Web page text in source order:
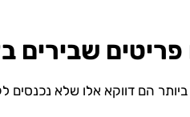
שבירים
הם דווקא אלו שלא נכנסים